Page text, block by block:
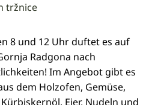
tržnice
8 und 12 Uhr duftet es auf
Radgona nach
Im Angebot gibt es
dem Holzofen, Gemüse,
Eier, Nudeln und